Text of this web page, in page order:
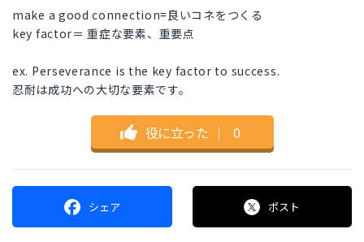
make a good connection=良いコネをつくる
key factor＝ 重症な要素、重要点
ex. Perseverance is the key factor to success.
忍耐は成功への大切な要素です。
役に立った ｜ 0
シェア ポスト